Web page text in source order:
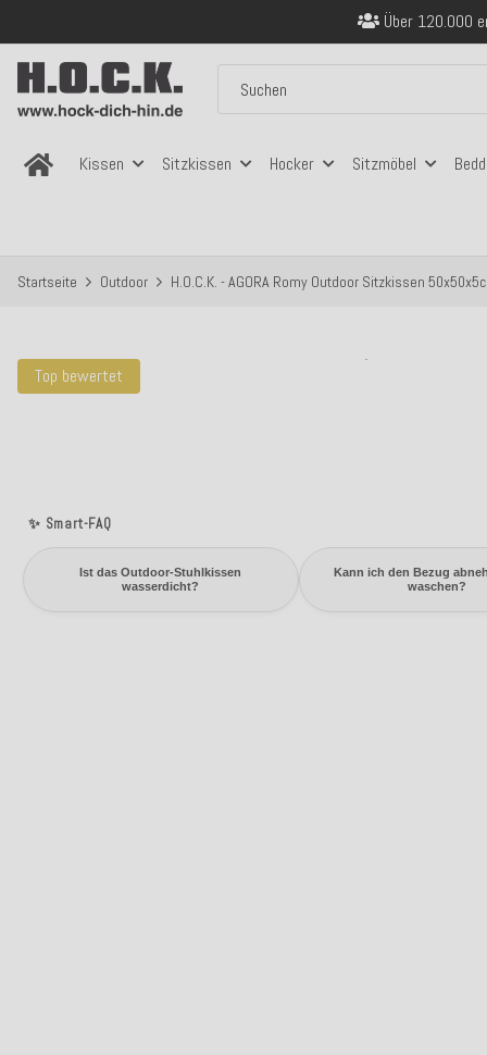
Über 120.000
Sicher
Kissen Sitzkissen Hocker Sitzmöbel
Startseite Outdoor H.O.C.K. - AGORA Romy Outdoor Sitzkissen
Top bewertet
✨ Smart-FAQ
Ist das Outdoor-Stuhlkissen
wasserdicht?
Kann ich den Bezug
waschen?